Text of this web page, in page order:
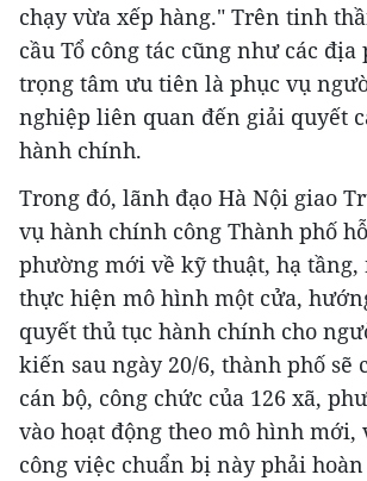
chạy vừa xếp hàng." Trên tinh
cầu Tổ công tác cũng như các
trọng tâm ưu tiên là phục vụ
nghiệp liên quan đến giải quyết
hành chính.
Trong đó, lãnh đạo Hà Nội giao
vụ hành chính công Thành phố
phường mới về kỹ thuật, hạ
thực hiện mô hình một cửa,
quyết thủ tục hành chính cho
kiến sau ngày 20/6, thành phố sẽ
cán bộ, công chức của 126 xã,
vào hoạt động theo mô hình
công việc chuẩn bị này phải